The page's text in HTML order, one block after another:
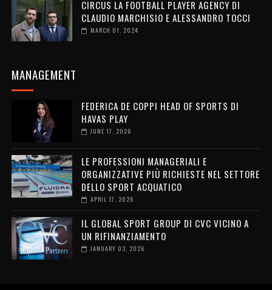
CIRCUS LA FOOTBALL PLAYER AGENCY DI
CLAUDIO MARCHISIO E ALESSANDRO TOCCI
MARCH 01, 2024
MANAGEMENT
FEDERICA DE COPPI HEAD OF SPORTS DI
HAVAS PLAY
JUNE 17, 2026
LE PROFESSIONI MANAGERIALI E
ORGANIZZATIVE PIÙ RICHIESTE NEL SETTORE
DELLO SPORT ACQUATICO
APRIL 17, 2026
IL GLOBAL SPORT GROUP DI CVC VICINO A
UN RIFINANZIAMENTO
JANUARY 03, 2026